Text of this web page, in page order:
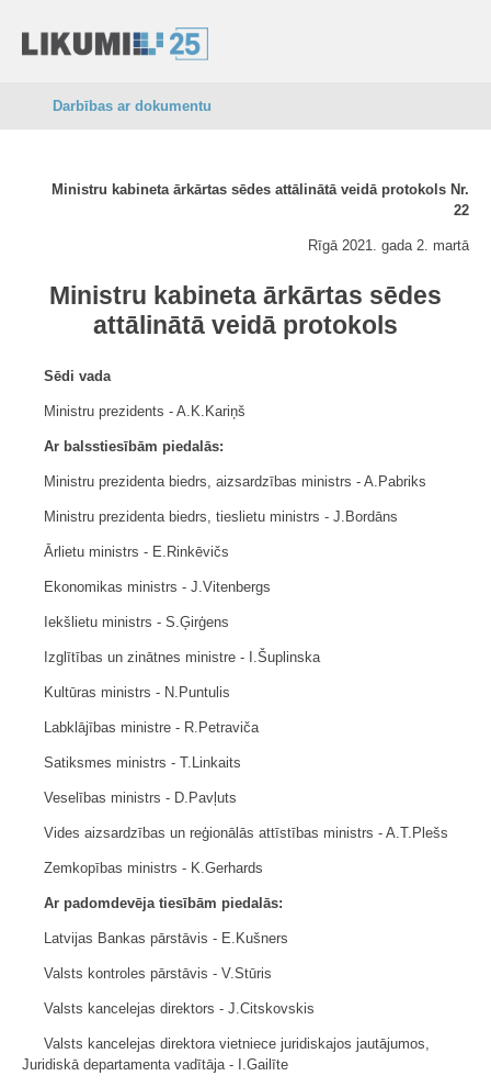
Darbības ar dokumentu
Ministru kabineta ārkārtas sēdes attālinātā veidā protokols Nr.
22
Rīgā 2021. gada 2. martā
Ministru kabineta ārkārtas sēdes
attālinātā veidā protokols
Sēdi vada
Ministru prezidents - A.K.Kariņš
Ar balsstiesībām piedalās:
Ministru prezidenta biedrs, aizsardzības ministrs - A.Pabriks
Ministru prezidenta biedrs, tieslietu ministrs - J.Bordāns
Ārlietu ministrs - E.Rinkēvičs
Ekonomikas ministrs - J.Vitenbergs
Iekšlietu ministrs - S.Ģirģens
Izglītības un zinātnes ministre - I.Šuplinska
Kultūras ministrs - N.Puntulis
Labklājības ministre - R.Petraviča
Satiksmes ministrs - T.Linkaits
Veselības ministrs - D.Pavļuts
Vides aizsardzības un reģionālās attīstības ministrs - A.T.Plešs
Zemkopības ministrs - K.Gerhards
Ar padomdevēja tiesībām piedalās:
Latvijas Bankas pārstāvis - E.Kušners
Valsts kontroles pārstāvis - V.Stūris
Valsts kancelejas direktors - J.Citskovskis
Valsts kancelejas direktora vietniece juridiskajos jautājumos,
Juridiskā departamenta vadītāja - I.Gailīte